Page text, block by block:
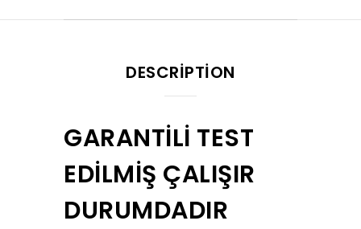
DESCRIPTION
GARANTİLİ TEST
EDİLMİŞ ÇALIŞIR
DURUMDADIR